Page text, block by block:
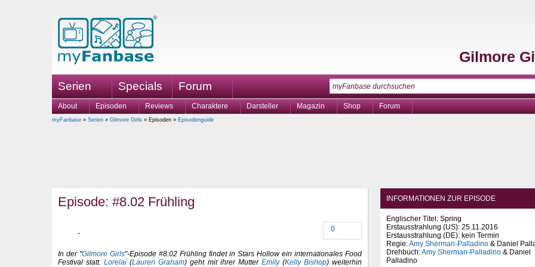
Gilmore
Serien Specials Forum
About Episoden Reviews Charaktere Darsteller Magazin Shop Forum
myFanbase » Serien » Gilmore Girls » Episoden » Episodenguide
Episode: #8.02 Frühling
0
In der "Gilmore Girls"-Episode #8.02 Frühling findet in Stars Hollow ein internationales Food
Festival statt.Lorelai (Lauren Graham) geht mit ihrer Mutter Emily(Kelly Bishop) weiterhin
INFORMATIONEN ZUR EPISODE
Englischer Titel: Spring
Erstausstrahlung (US): 25.11.2016
Erstausstrahlung (DE): kein Termin
Regie:Amy Sherman-Palladino & Daniel
Drehbuch:Amy Sherman-Palladino & Daniel
Palladino